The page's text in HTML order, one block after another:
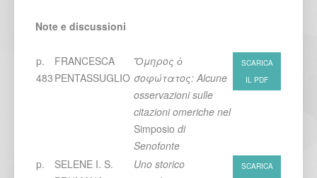
Note e discussioni
p.
483
FRANCESCA
PENTASSUGLIO
Ὅμηρος ὁ
σοφώτατος: Alcune
osservazioni sulle
citazioni omeriche nel
Simposio di
Senofonte
SCARICA
IL PDF
p.
SELENE I. S.
Uno storico
SCARICA